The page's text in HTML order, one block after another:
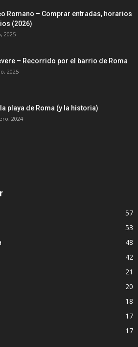
Romano – Comprar entradas, horarios
(2026)
2025
– Recorrido por el barrio de Roma
2025
playa de Roma (y la historia)
2024
57
53
48
42
21
20
18
17
17